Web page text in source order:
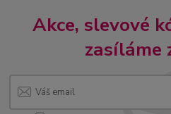
Akce, slevové
zasíláme